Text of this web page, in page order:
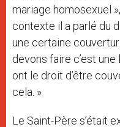
mariage homosexuel
contexte il a parlé du
une certaine
devons faire c’est
ont le droit d’être
cela. »
Le Saint-Père s’était